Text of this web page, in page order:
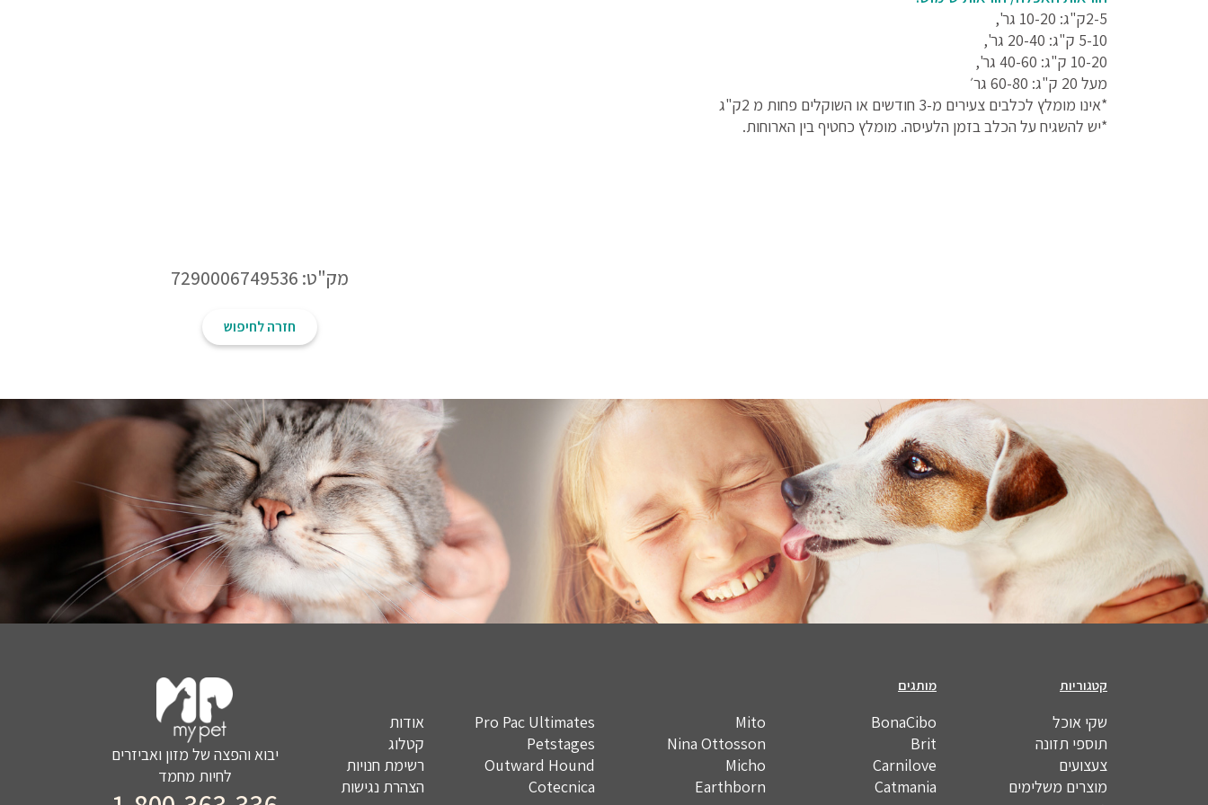
2-5ק"ג: 10-20 גר',
5-10 ק"ג: 20-40 גר',
10-20 ק"ג: 40-60 גר',
מעל 20 ק"ג: 60-80 גר׳
*אינו מומלץ לכלבים צעירים מ-3 חודשים או השוקלים פחות מ 2ק"ג
*יש להשגיח על הכלב בזמן הלעיסה. מומלץ כחטיף בין הארוחות.
מק"ט: 7290006749536
חזרה לחיפוש
קטגוריות
שקי אוכל
תוספי תזונה
צעצועים
מוצרים משלימים
מותגים
BonaCibo
Brit
Carnilove
Catmania
Mito
Nina Ottosson
Micho
Earthborn
Pro Pac Ultimates
Petstages
Outward Hound
Cotecnica
אודות
קטלוג
רשימת חנויות
הצהרת נגישות
יבוא והפצה של מזון ואביזרים
לחיות מחמד